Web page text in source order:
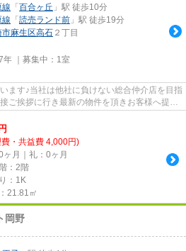
線 「 百合ヶ丘 」駅 徒歩10分
線 「 読売ランド前 」駅 徒歩19分
市麻生区高石 ２丁目
｜募集中： 1室
ます♪当社は他社に負けない総合仲介店を目指
ご挨拶に行き最新の物件を頂きお客様へ提供
円
・共益費 4,000円)
ヶ月｜礼：0ヶ月
：2階
：1K
21.81㎡
岡野